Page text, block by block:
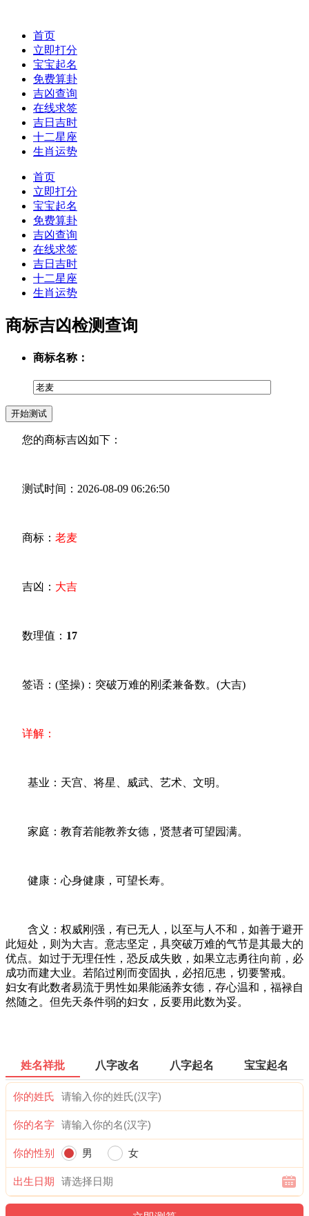
首页
立即打分
宝宝起名
免费算卦
吉凶查询
在线求签
吉日吉时
十二星座
生肖运势
首页
立即打分
宝宝起名
免费算卦
吉凶查询
在线求签
吉日吉时
十二星座
生肖运势
商标吉凶检测查询
商标名称：
您的商标吉凶如下：
测试时间：2026-08-09 06:26:50
商标： 老麦
吉凶： 大吉
数理值： 17
签语：(坚操)：突破万难的刚柔兼备数。(大吉)
详解：
基业：天宫、将星、威武、艺术、文明。
家庭：教育若能教养女德，贤慧者可望园满。
健康：心身健康，可望长寿。
含义：权威刚强，有已无人，以至与人不和，如善于避开
此短处，则为大吉。意志坚定，具突破万难的气节是其最大的
优点。如过于无理任性，恐反成失败，如果立志勇往向前，必
成功而建大业。若陷过刚而变固执，必招厄患，切要警戒。
妇女有此数者易流于男性如果能涵养女德，存心温和，福禄自
然随之。但先天条件弱的妇女，反要用此数为妥。
姓名祥批 八字改名 八字起名 宝宝起名
你的姓氏
你的名字
你的性别 男 女
出生日期